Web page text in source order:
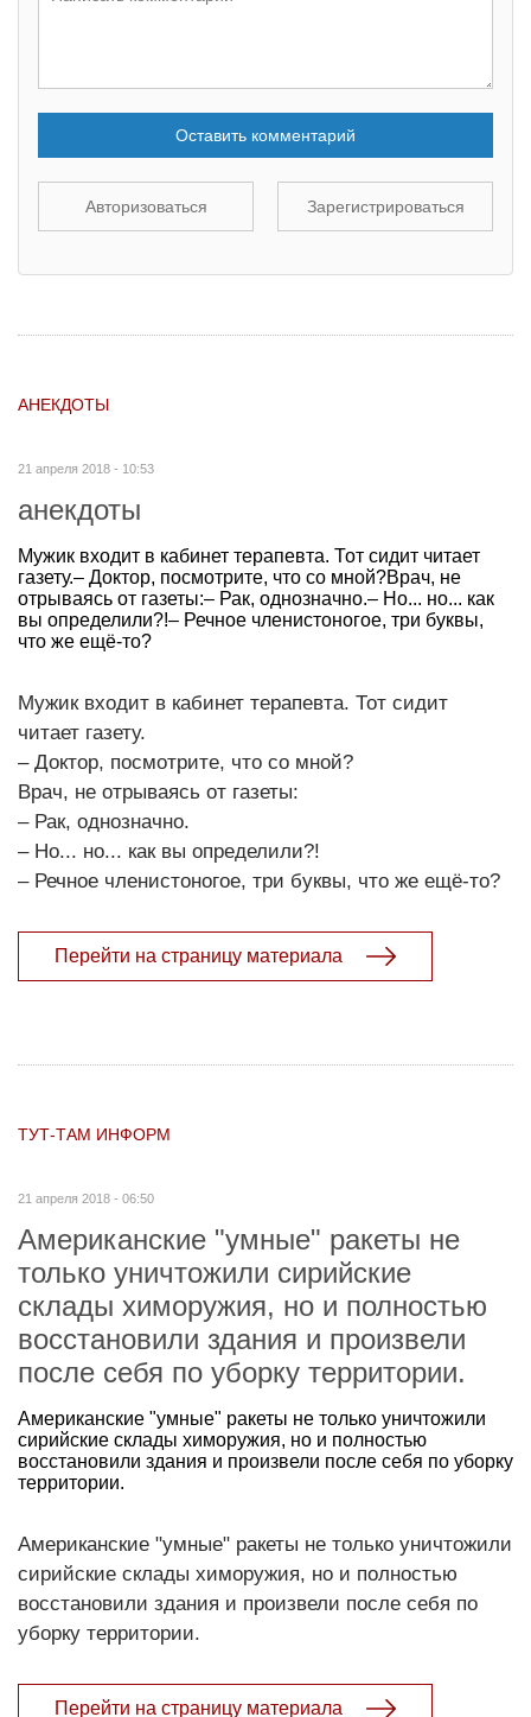
Оставить комментарий
Авторизоваться Зарегистрироваться
АНЕКДОТЫ
21 апреля 2018 - 10:53
анекдоты
Мужик входит в кабинет терапевта. Тот сидит читает
газету.– Доктор, посмотрите, что со мной?Врач, не
отрываясь от газеты:– Рак, однозначно.– Но... но... как
вы определили?!– Речное членистоногое, три буквы,
что же ещё-то?
Мужик входит в кабинет терапевта. Тот сидит
читает газету.
– Доктор, посмотрите, что со мной?
Врач, не отрываясь от газеты:
– Рак, однозначно.
– Но... но... как вы определили?!
– Речное членистоногое, три буквы, что же ещё-то?
Перейти на страницу материала
ТУТ-ТАМ ИНФОРМ
21 апреля 2018 - 06:50
Американские "умные" ракеты не
только уничтожили сирийские
склады химоружия, но и полностью
восстановили здания и произвели
после себя по уборку территории.
Американские "умные" ракеты не только уничтожили
сирийские склады химоружия, но и полностью
восстановили здания и произвели после себя по уборку
территории.
Американские "умные" ракеты не только уничтожили
сирийские склады химоружия, но и полностью
восстановили здания и произвели после себя по
уборку территории.
Перейти на страницу материала